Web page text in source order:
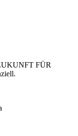
FÜR